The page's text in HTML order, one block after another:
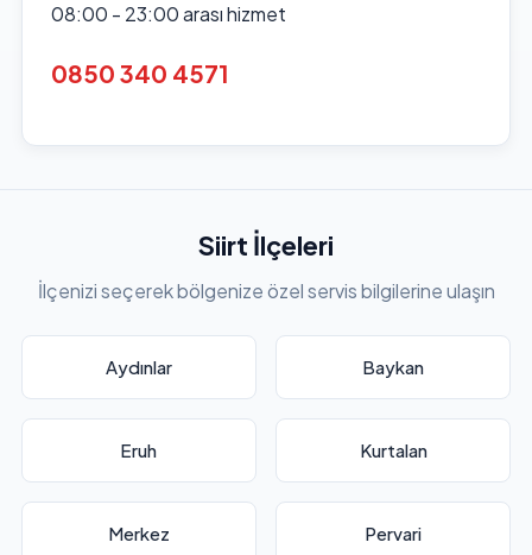
08:00 - 23:00 arası hizmet
0850 340 4571
Siirt İlçeleri
İlçenizi seçerek bölgenize özel servis bilgilerine ulaşın
Aydınlar Baykan
Eruh Kurtalan
Merkez Pervari